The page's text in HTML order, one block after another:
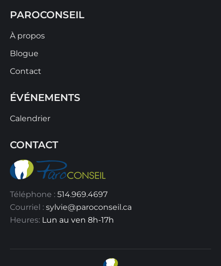
PAROCONSEIL
À propos
Blogue
Contact
ÉVÉNEMENTS
Calendrier
CONTACT
Téléphone : 514.969.4697
Courriel : sylvie@paroconseil.ca
Heures: Lun au ven 8h-17h